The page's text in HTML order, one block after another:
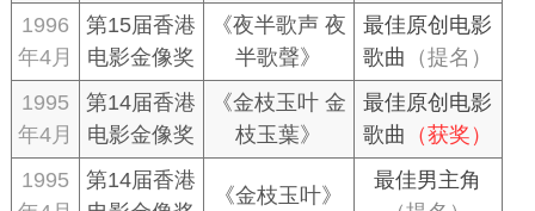
1996
年4月
第15届香港
电影金像奖
《夜半歌声 夜
半歌聲》
最佳原创电影
歌曲
（提名）
1995
年4月
第14届香港
电影金像奖
《金枝玉叶 金
枝玉葉》
最佳原创电影
歌曲
（获奖）
1995
第14届香港
《金枝玉叶》
最佳男主角